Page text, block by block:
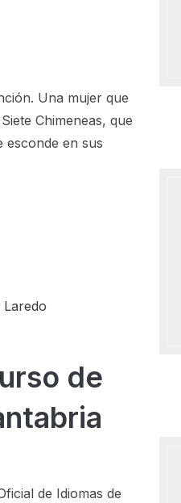
Una mujer que
Chimeneas, que
esconde en sus
de
de Idiomas de